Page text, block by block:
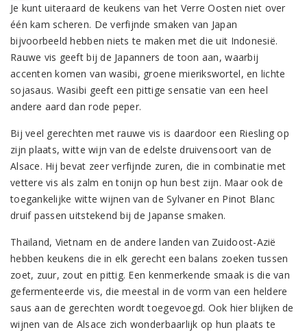
Je kunt uiteraard de keukens van het Verre Oosten niet over
één kam scheren. De verfijnde smaken van Japan
bijvoorbeeld hebben niets te maken met die uit Indonesië.
Rauwe vis geeft bij de Japanners de toon aan, waarbij
accenten komen van wasibi, groene mierikswortel, en lichte
sojasaus. Wasibi geeft een pittige sensatie van een heel
andere aard dan rode peper.
Bij veel gerechten met rauwe vis is daardoor een Riesling op
zijn plaats, witte wijn van de edelste druivensoort van de
Alsace. Hij bevat zeer verfijnde zuren, die in combinatie met
vettere vis als zalm en tonijn op hun best zijn. Maar ook de
toegankelijke witte wijnen van de Sylvaner en Pinot Blanc
druif passen uitstekend bij de Japanse smaken.
Thailand, Vietnam en de andere landen van Zuidoost-Azië
hebben keukens die in elk gerecht een balans zoeken tussen
zoet, zuur, zout en pittig. Een kenmerkende smaak is die van
gefermenteerde vis, die meestal in de vorm van een heldere
saus aan de gerechten wordt toegevoegd. Ook hier blijken de
wijnen van de Alsace zich wonderbaarlijk op hun plaats te